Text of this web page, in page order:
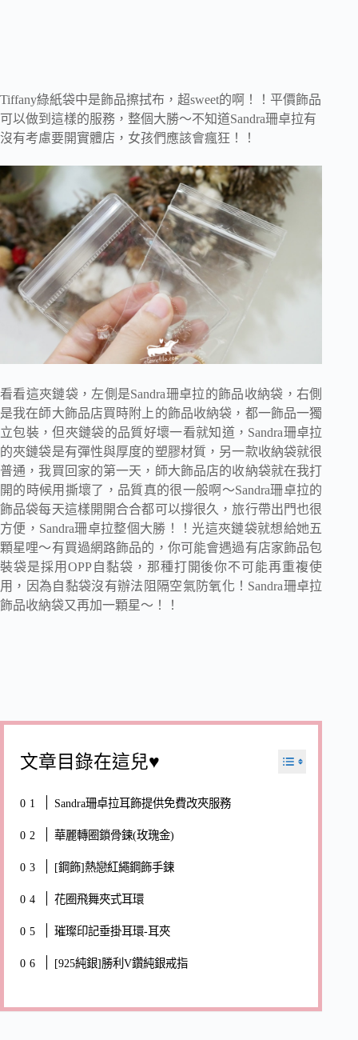
Tiffany綠紙袋中是飾品擦拭布，超sweet的啊！！平價飾品
可以做到這樣的服務，整個大勝～不知道Sandra珊卓拉有
沒有考慮要開實體店，女孩們應該會瘋狂！！
看看這夾鏈袋，左側是Sandra珊卓拉的飾品收納袋，右側
是我在師大飾品店買時附上的飾品收納袋，都一飾品一獨
立包裝，但夾鏈袋的品質好壞一看就知道，Sandra珊卓拉
的夾鏈袋是有彈性與厚度的塑膠材質，另一款收納袋就很
普通，我買回家的第一天，師大飾品店的收納袋就在我打
開的時候用撕壞了，品質真的很一般啊～Sandra珊卓拉的
飾品袋每天這樣開開合合都可以撐很久，旅行帶出門也很
方便，Sandra珊卓拉整個大勝！！光這夾鏈袋就想給她五
顆星哩～有買過網路飾品的，你可能會遇過有店家飾品包
裝袋是採用OPP自黏袋，那種打開後你不可能再重複使
用，因為自黏袋沒有辦法阻隔空氣防氧化！Sandra珊卓拉
飾品收納袋又再加一顆星～！！
文章目錄在這兒♥
Sandra珊卓拉耳飾提供免費改夾服務
華麗轉圈鎖骨鍊(玫瑰金)
[鋼飾]熱戀紅繩鋼飾手鍊
花圈飛舞夾式耳環
璀璨印記垂掛耳環-耳夾
[925純銀]勝利V鑽純銀戒指